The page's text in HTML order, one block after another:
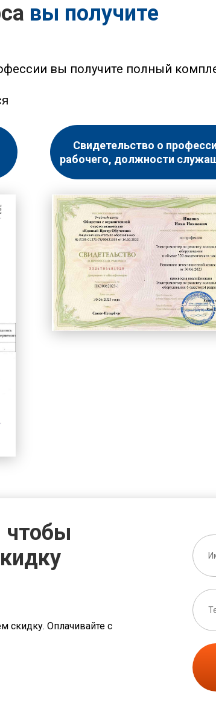
вы получите
вы получите полный
Свидетельство о
рабочего, должности
чтобы
скидку. Оплачивайте с